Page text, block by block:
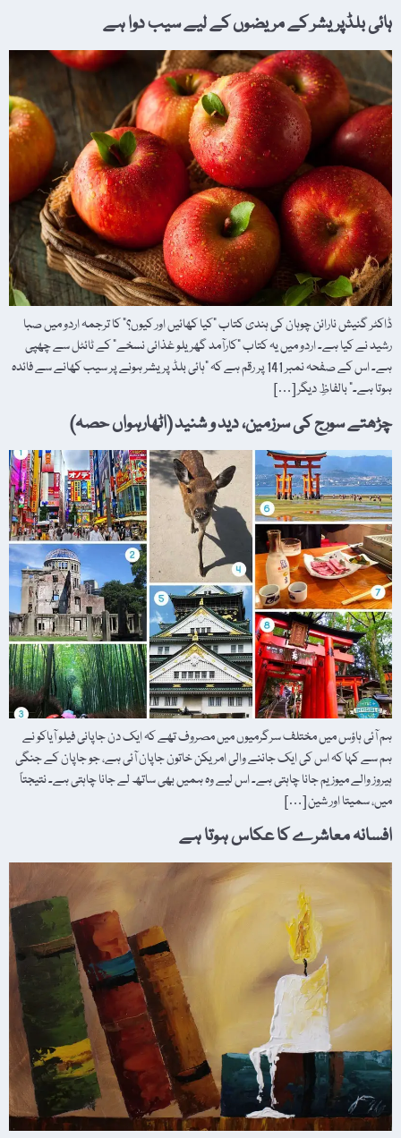
ہائی بلڈپریشر کے مریضوں کے لیے سیب دوا ہے
ڈاکٹر گنیش نارائن چوہان کی ہندی کتاب "کیا کھائیں اور کیوں؟” کا ترجمہ اردو میں صبا
رشید نے کیا ہے۔ اردو میں یہ کتاب "کارآمد گھریلو غذائی نسخے” کے ٹائٹل سے چھپی
ہے۔ اس کے صفحہ نمبر 141 پر رقم ہے کہ "ہائی بلڈ پریشر ہونے پر سیب کھانے سے فائدہ
ہوتا ہے۔” بالفاظِ دیگر […]
چڑھتے سورج کی سرزمین، دید و شنید (اٹھارہواں حصہ)
ہم آئی ہاؤس میں مختلف سرگرمیوں میں مصروف تھے کہ ایک دن جاپانی فیلو آیاکو نے
ہم سے کہا کہ اس کی ایک جاننے والی امریکن خاتون جاپان آئی ہے، جو جاپان کے جنگی
ہیروز والے میوزیم جانا چاہتی ہے۔ اس لیے وہ ہمیں بھی ساتھ لے جانا چاہتی ہے۔ نتیجتاً
میں، سمیتا اور شین […]
افسانہ معاشرے کا عکاس ہوتا ہے